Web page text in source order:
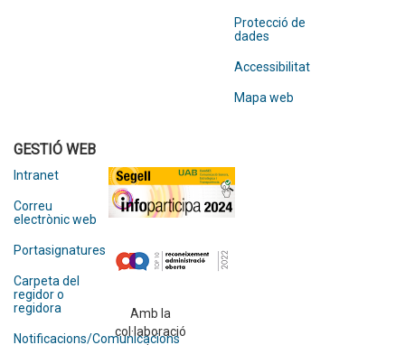
Protecció de
dades
Accessibilitat
Mapa web
GESTIÓ WEB
Intranet
Correu
electrònic web
Portasignatures
Carpeta del
regidor o
regidora
Notificacions/Comunicacions
Amb la
col·laboració